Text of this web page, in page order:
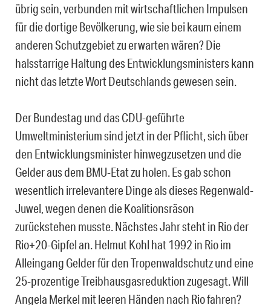
übrig sein, verbunden mit wirtschaftlichen Impulsen
für die dortige Bevölkerung, wie sie bei kaum einem
anderen Schutzgebiet zu erwarten wären? Die
halsstarrige Haltung des Entwicklungsministers kann
nicht das letzte Wort Deutschlands gewesen sein.
Der Bundestag und das CDU-geführte
Umweltministerium sind jetzt in der Pflicht, sich über
den Entwicklungsminister hinwegzusetzen und die
Gelder aus dem BMU-Etat zu holen. Es gab schon
wesentlich irrelevantere Dinge als dieses Regenwald-
Juwel, wegen denen die Koalitionsräson
zurückstehen musste. Nächstes Jahr steht in Rio der
Rio+20-Gipfel an. Helmut Kohl hat 1992 in Rio im
Alleingang Gelder für den Tropenwaldschutz und eine
25-prozentige Treibhausgasreduktion zugesagt. Will
Angela Merkel mit leeren Händen nach Rio fahren?